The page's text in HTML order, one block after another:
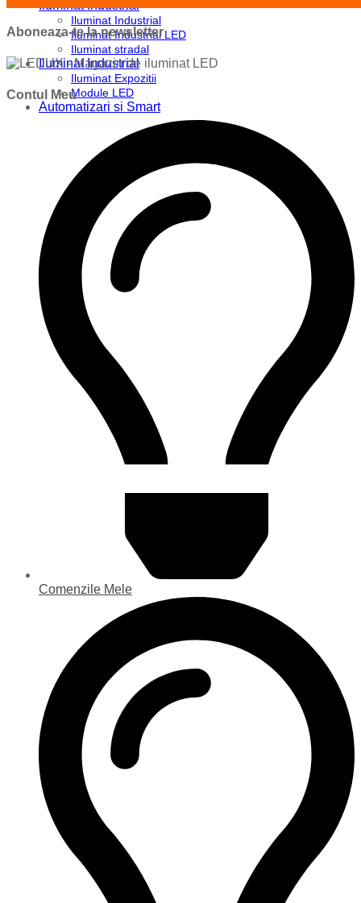
Iluminat Industrial
Iluminat Industrial
Iluminat Industrial LED
Iluminat stradal
Iluminat Industrial
Iluminat Expozitii
Module LED
Automatizari si Smart
Aboneaza-te la newsletter
Contul Meu
Comenzile Mele